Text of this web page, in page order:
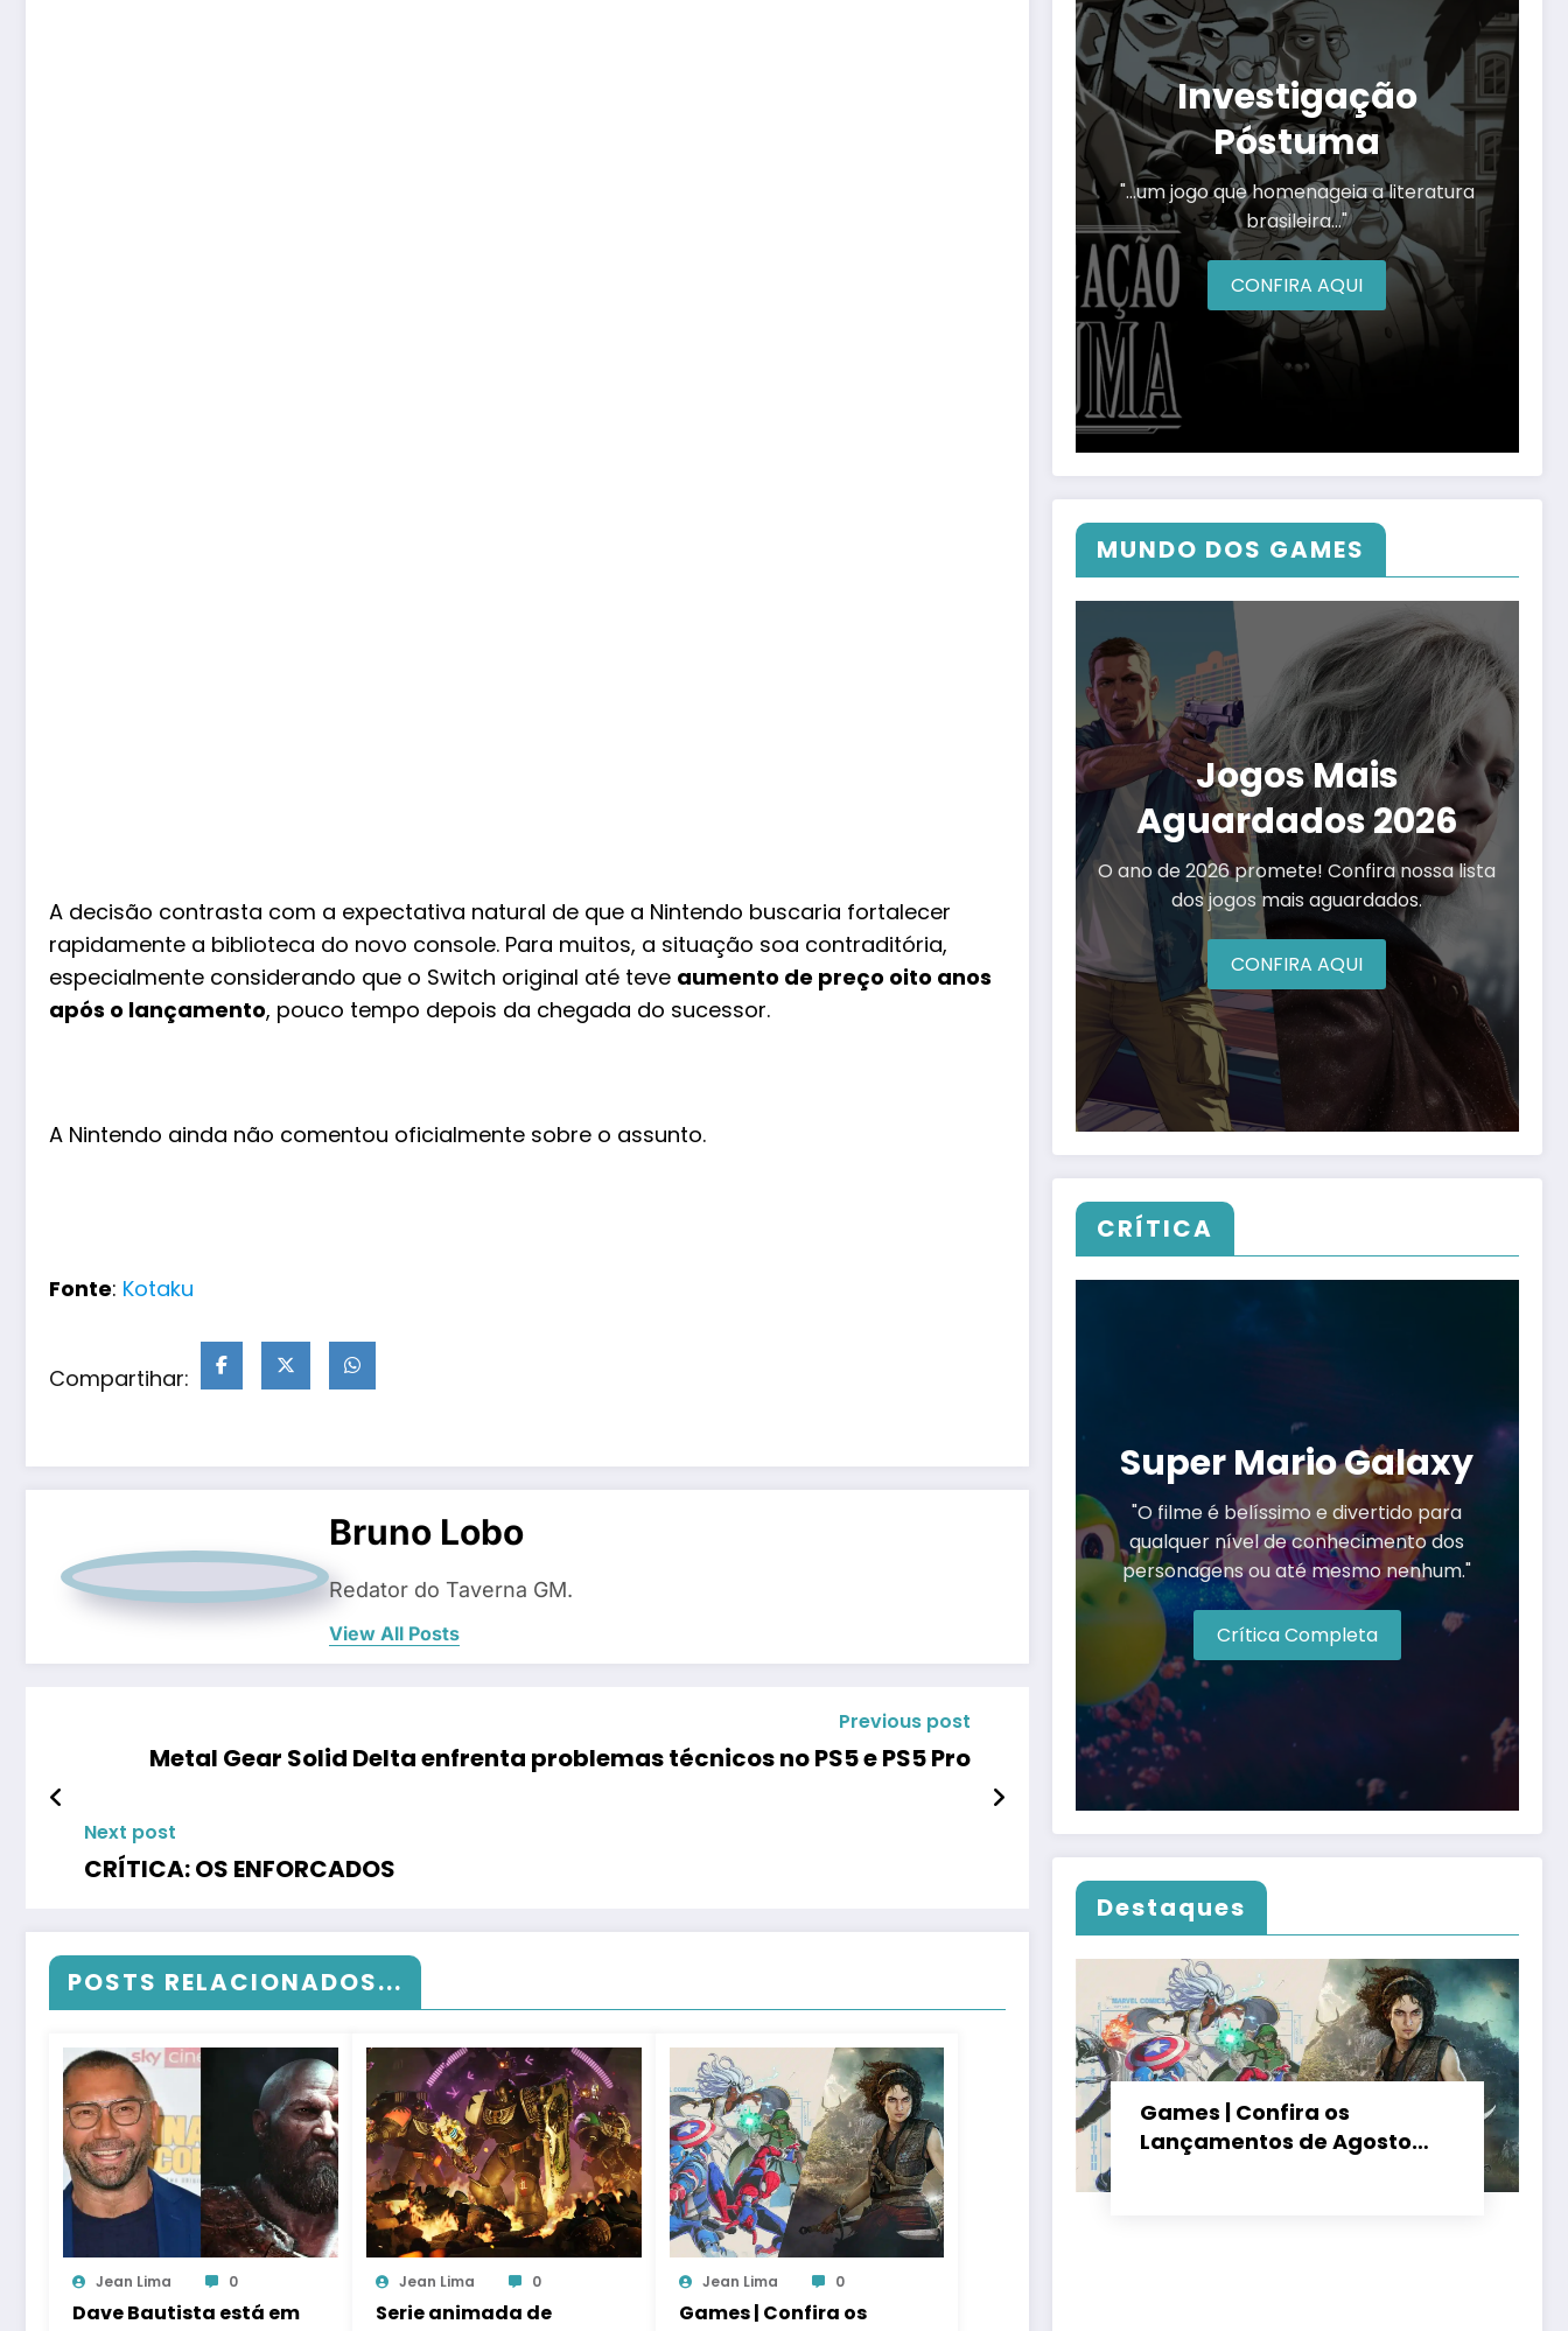
A decisão contrasta com a expectativa natural de que a Nintendo buscaria fortalecer
rapidamente a biblioteca do novo console. Para muitos, a situação soa contraditória,
especialmente considerando que o Switch original até teve aumento de preço oito anos
após o lançamento, pouco tempo depois da chegada do sucessor.
A Nintendo ainda não comentou oficialmente sobre o assunto.
Fonte: Kotaku
Compartihar:
Bruno Lobo
Redator do Taverna GM.
View All Posts
Previous post
Metal Gear Solid Delta enfrenta problemas técnicos no PS5 e PS5 Pro
Next post
CRÍTICA: OS ENFORCADOS
POSTS RELACIONADOS...
Jean Lima 0
Dave Bautista está em
Jean Lima 0
Serie animada de
Jean Lima 0
Games | Confira os
Investigação
Póstuma
"…um jogo que homenageia a literatura
brasileira…"
CONFIRA AQUI
MUNDO DOS GAMES
Jogos Mais
Aguardados 2026
O ano de 2026 promete! Confira nossa lista
dos jogos mais aguardados.
CONFIRA AQUI
CRÍTICA
Super Mario Galaxy
"O filme é belíssimo e divertido para
qualquer nível de conhecimento dos
personagens ou até mesmo nenhum."
Crítica Completa
Destaques
Games | Confira os
Lançamentos de Agosto